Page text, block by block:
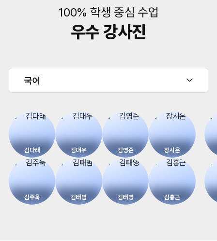
100% 학생 중심 수업
우수 강사진
김다래 김대우 김영준 장시온
김주욱 김태범 김태영 김홍근